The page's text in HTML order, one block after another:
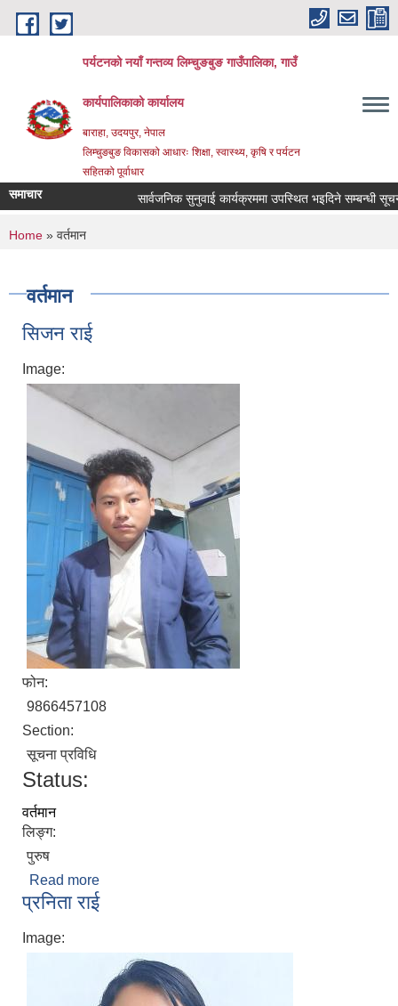
Skip to main content
पर्यटनको नयाँ गन्तव्य लिम्चुङबुङ गाउँपालिका, गाउँ
कार्यपालिकाको कार्यालय
बाराहा, उदयपुर, नेपाल
लिम्चुङबुङ विकासको आधारः शिक्षा, स्वास्थ्य, कृषि र पर्यटन
सहितको पूर्वाधार
समाचार सार्वजनिक सुनुवाई कार्यक्रममा उपस्थित भइदिने सम्बन्धी सूचना ।
You are here
Home » वर्तमान
वर्तमान
सिजन राई
Image:
फोन:
9866457108
Section:
सूचना प्रविधि
Status:
वर्तमान
लिङ्ग:
पुरुष
Read more
प्रनिता राई
Image: